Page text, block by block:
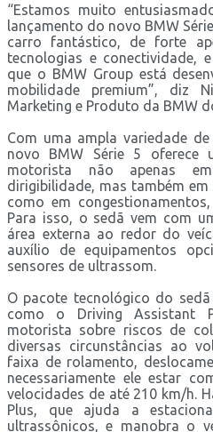
“Estamos muito
lançamento do novo BMW
carro fantástico, de forte
tecnologias e conectividade,
que o BMW Group está
mobilidade premium”, diz
Marketing e Produto da BMW
Com uma ampla variedade
novo BMW Série 5 oferece
motorista não apenas
dirigibilidade, mas também em
como em
Para isso, o sedã vem com
área externa ao redor do
auxílio de equipamentos
sensores de ultrassom.
O pacote tecnológico do
como o Driving Assistant
motorista sobre riscos de
diversas circunstâncias ao
faixa de rolamento,
necessariamente ele estar
velocidades de até 210 km/h.
Plus, que ajuda a
ultrassônicos, e manobra o